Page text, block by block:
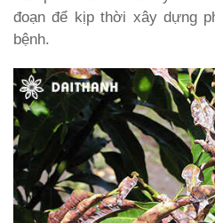
đoạn để kịp thời xây dựng
bệnh.